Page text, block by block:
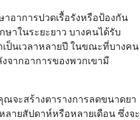
อาการปวดเรื้อรังหรือป้องกัน
าในระยะยาว บางคนได้รับ
ป็นเวลาหลายปี ในขณะที่บางคน
จากอาการของพวกเขามี
ณจะสร้างตารางการลดขนาดยา
ลายสัปดาห์หรือหลายเดือน ซึ่งจะ